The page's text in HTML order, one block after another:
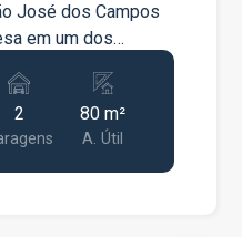
José dos Campos
em um dos
mais modernos e
José dos Campos.
comercial no Costa
totalmente
e pronta para uso,
2 80 m²
A. Útil